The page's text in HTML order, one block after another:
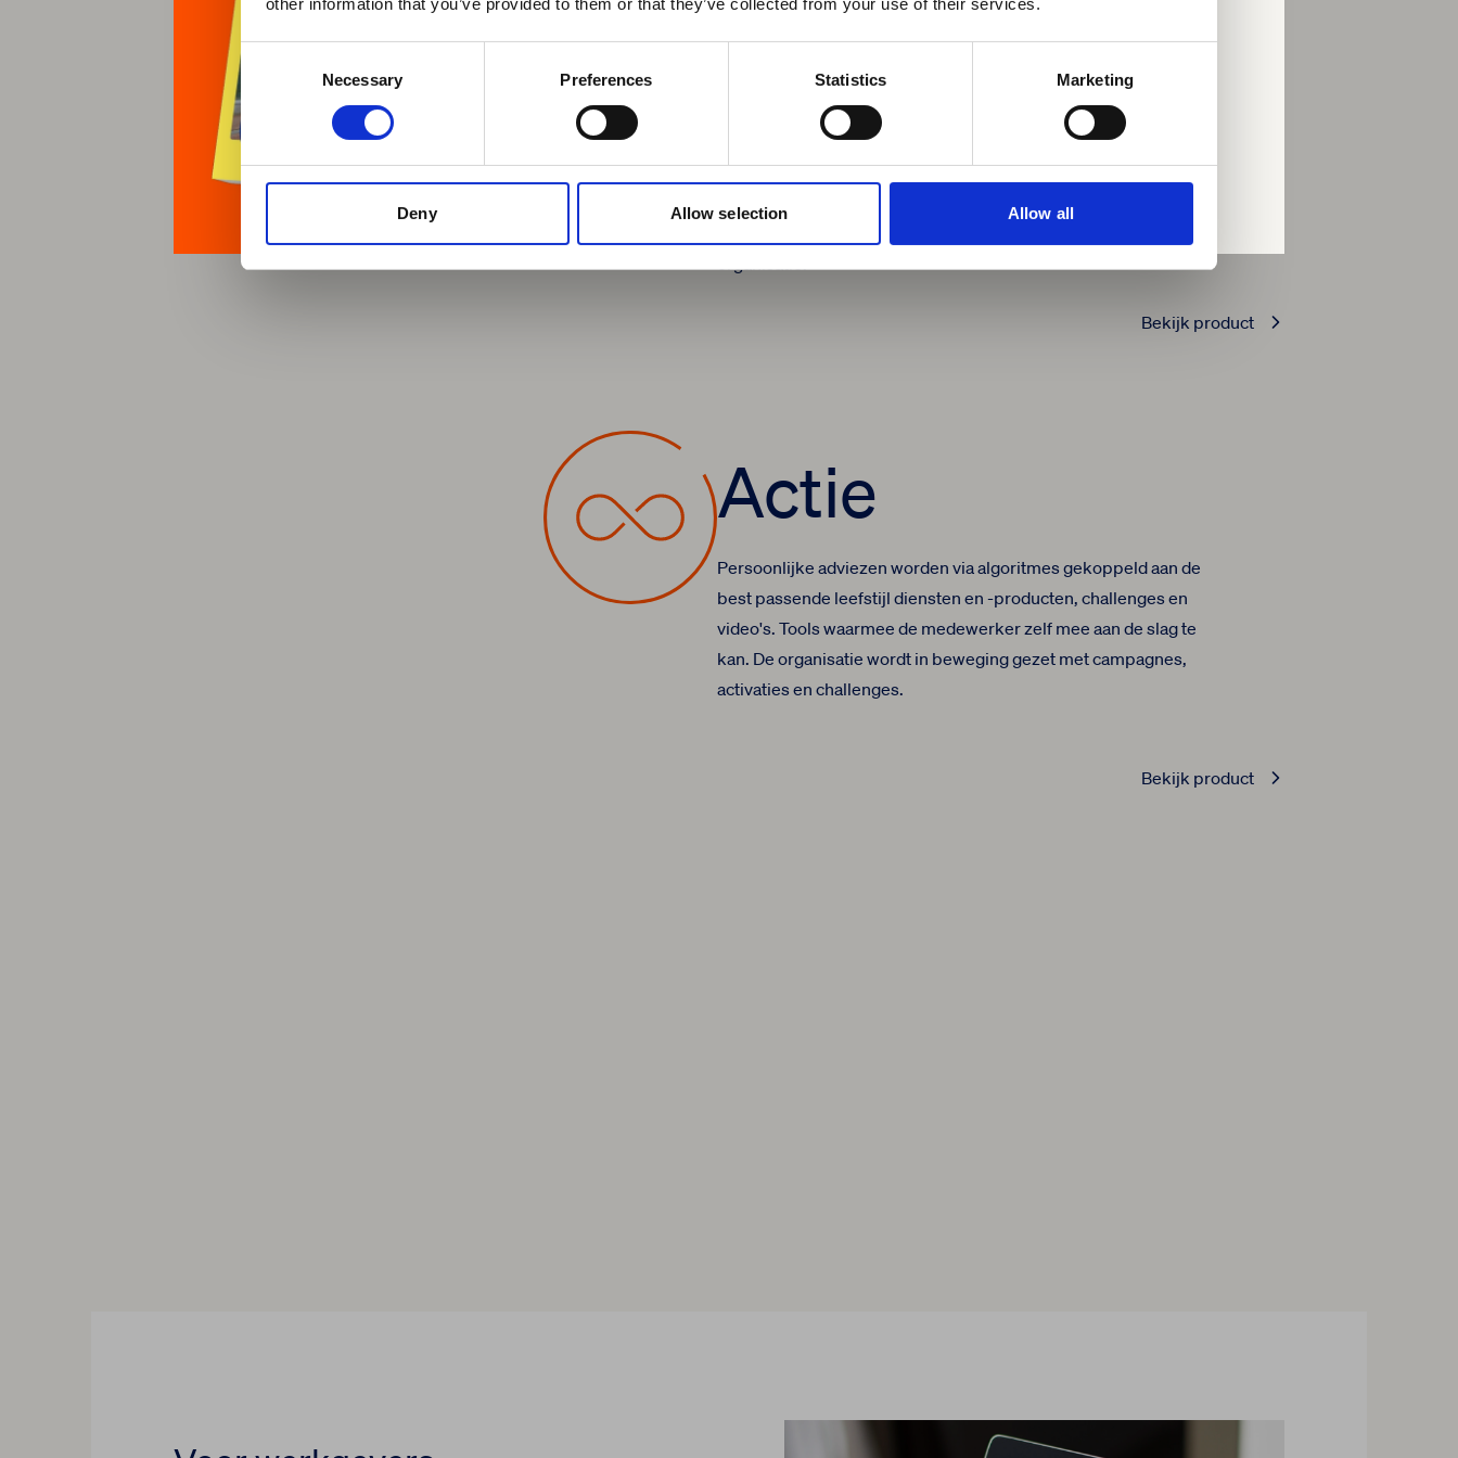
Consent
Necessary Preferences Statistics Marketing
Deny Allow selection Allow all
E-mail*
Advies
Uit het e-PMO en de wetenschappelijke vragenlijsten volgt een
medisch gevalideerd advies hoe gezondheid, veerkracht en
werkdruk te verbeteren. Een persoonlijk advies voor de
organisatie.
Bekijk product
Actie
Persoonlijke adviezen worden via algoritmes gekoppeld aan de
best passende leefstijl diensten en -producten, challenges en
video's. Tools waarmee de medewerker zelf mee aan de slag te
kan. De organisatie wordt in beweging gezet met campagnes,
activaties en challenges.
Bekijk product